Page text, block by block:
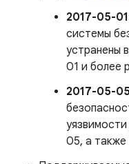
2017-05-
системы
устранены
01 и более
2017-05-
05, а также